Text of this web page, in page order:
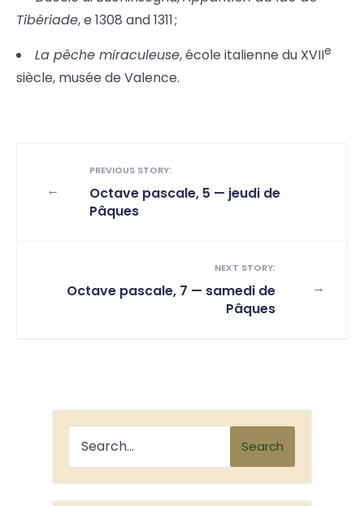
Tibériade, e 1308 and 1311 ;
La pêche miraculeuse, école italienne du XVIIe
siècle, musée de Valence.
←
PREVIOUS STORY:
Octave pascale, 5 — jeudi de
Pâques
→
NEXT STORY:
Octave pascale, 7 — samedi de
Pâques
Search